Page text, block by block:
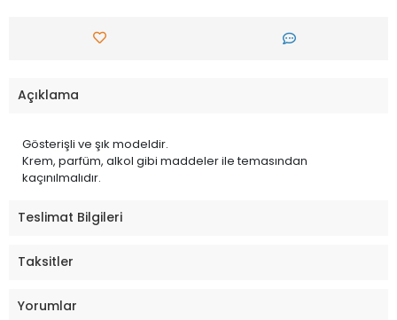
Açıklama
Gösterişli ve şık modeldir.
Krem, parfüm, alkol gibi maddeler ile temasından
kaçınılmalıdır.
Teslimat Bilgileri
Taksitler
Yorumlar